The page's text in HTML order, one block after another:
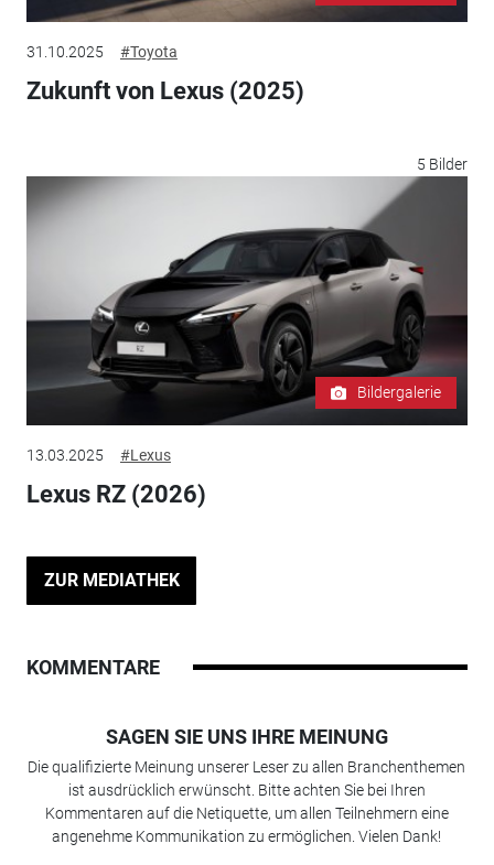
31.10.2025 #Toyota
Zukunft von Lexus (2025)
5 Bilder
Bildergalerie
13.03.2025 #Lexus
Lexus RZ (2026)
ZUR MEDIATHEK
KOMMENTARE
SAGEN SIE UNS IHRE MEINUNG
Die qualifizierte Meinung unserer Leser zu allen Branchenthemen
ist ausdrücklich erwünscht. Bitte achten Sie bei Ihren
Kommentaren auf die Netiquette, um allen Teilnehmern eine
angenehme Kommunikation zu ermöglichen. Vielen Dank!